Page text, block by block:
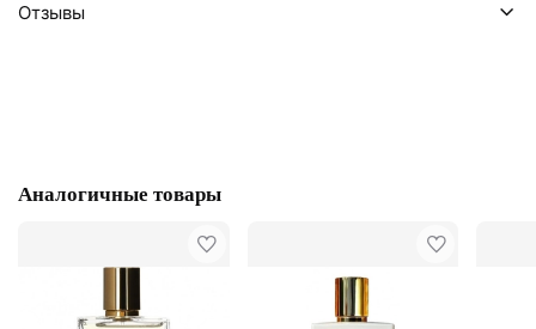
Отзывы
Аналогичные товары